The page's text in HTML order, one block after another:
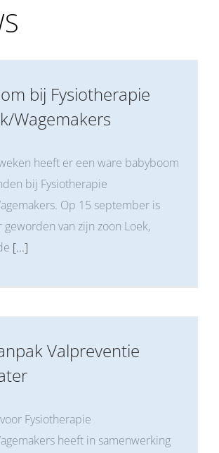
bij Fysiotherapie
Wagemakers
heeft er een ware babyboom
bij Fysiotherapie
Op 15 september is
geworden van zijn zoon Loek,
[...]
Valpreventie
Fysiotherapie
heeft in samenwerking